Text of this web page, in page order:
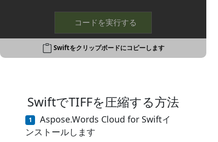
コードを実行する
Swiftをクリップボードにコピーします
SwiftでTIFFを圧縮する方法
Aspose.Words Cloud for Swiftイ
ンストールします